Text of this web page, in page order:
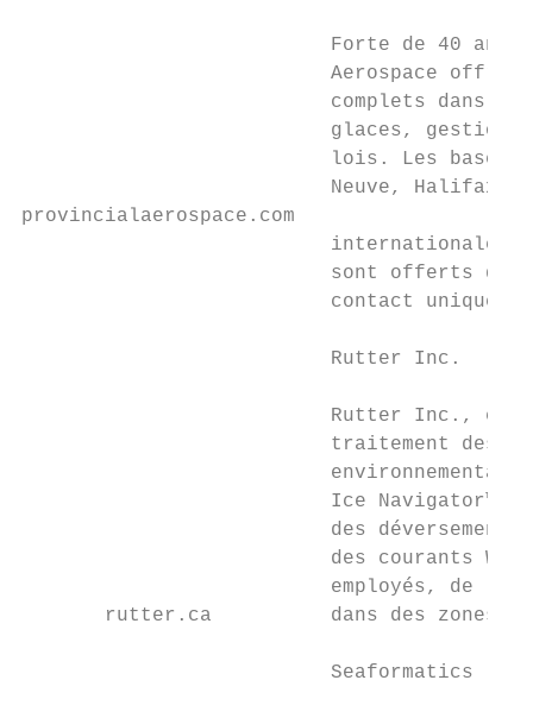
Forte de 40
Aerospace offre
complets dans
glaces, gestion
lois. Les bases
Neuve, Halifax,
provincialaerospace.com
internationales
sont offerts
contact unique
                          Rutter Inc.
Rutter Inc.,
traitement des
Ice Navigator™,
des
des courants
employés, de
rutter.ca          dans des zones
                          Seaformatics